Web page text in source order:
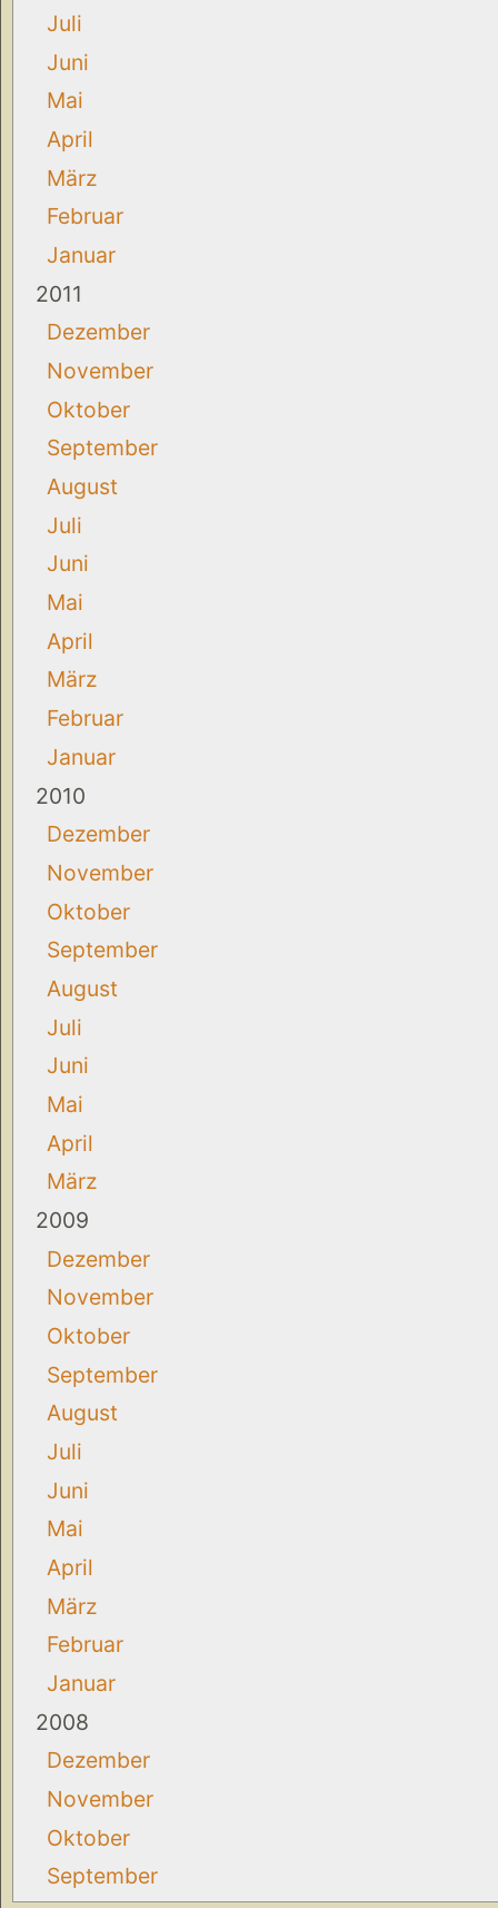
Juli
Juni
Mai
April
März
Februar
Januar
2011
Dezember
November
Oktober
September
August
Juli
Juni
Mai
April
März
Februar
Januar
2010
Dezember
November
Oktober
September
August
Juli
Juni
Mai
April
März
2009
Dezember
November
Oktober
September
August
Juli
Juni
Mai
April
März
Februar
Januar
2008
Dezember
November
Oktober
September